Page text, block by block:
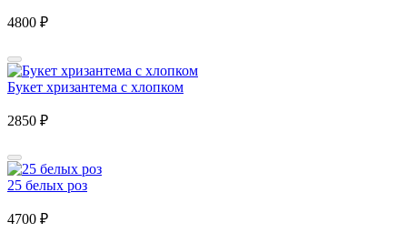
4800 ₽
Букет хризантема с хлопком
2850 ₽
25 белых роз
4700 ₽